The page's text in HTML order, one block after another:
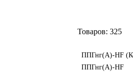
Товаров: 325
ППГнг(А)-HF
ППГнг(А)-HF